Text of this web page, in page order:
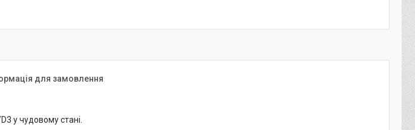
для замовлення
у чудовому стані.